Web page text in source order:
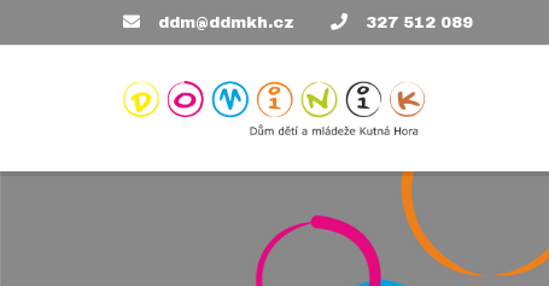
ddm@ddmkh.cz 327 512 089